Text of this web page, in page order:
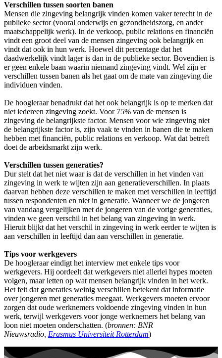
Verschillen tussen soorten banen
Mensen die zingeving belangrijk vinden komen vaker terecht in de
publieke sector (vooral onderwijs en gezondheidszorg, en ander
maatschappelijk werk). In de verkoop, public relations en financiën
vindt een groot deel van de mensen zingeving ook belangrijk en
vindt dat ook in hun werk. Hoewel dit percentage dat het
daadwerkelijk vindt lager is dan in de publieke sector. Bovendien is
er geen enkele baan waarin niemand zingeving vindt. Wel zijn er
verschillen tussen banen als het gaat om de mate van zingeving die
individuen vinden.
De hoogleraar benadrukt dat het ook belangrijk is op te merken dat
niet iedereen zingeving zoekt. Voor 75% van de mensen is
zingeving de belangrijkste factor. Mensen voor wie zingeving niet
de belangrijkste factor is, zijn vaak te vinden in banen die te maken
hebben met financiën, public relations en verkoop. Wat dat betreft
doet de arbeidsmarkt zijn werk.
Verschillen tussen generaties?
Dur stelt dat het niet waar is dat de verschillen in het vinden van
zingeving in werk te wijten zijn aan generatieverschillen. In plaats
daarvan hebben deze verschillen te maken met verschillen in leeftijd
tussen respondenten en niet in generatie. Wanneer we de jongeren
van vandaag vergelijken met de jongeren van de vorige generaties,
vinden we geen verschil in het belang van zingeving in werk.
Hieruit blijkt dat het verschil in zingeving in werk eerder te wijten is
aan verschillen in leeftijd dan aan verschillen in generatie.
Tips voor werkgevers
De hoogleraar eindigt het interview met enkele tips voor
werkgevers. Hij oordeelt dat werkgevers niet allerlei hypes moeten
volgen, maar letten op wat mensen belangrijk vinden in het werk.
Het feit dat generaties weinig verschillen betekent dat informatie
over jongeren met generaties meegaat. Werkgevers moeten ervoor
zorgen dat oude werknemers voldoende zingeving vinden in hun
werk, terwijl werkgevers voor jonge werknemers het belang van
loon niet moeten onderschatten. (bronnen: BNR
Nieuwsradio, Erasmus Universiteit Rotterdam)